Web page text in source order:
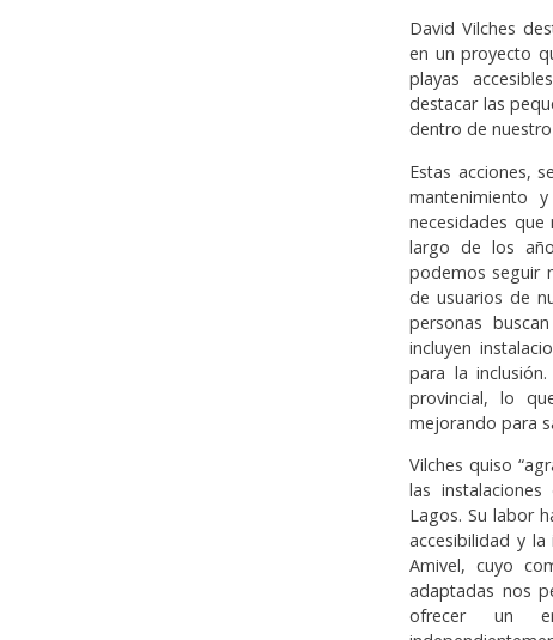
David Vilches
en un proyecto
playas
destacar las
dentro de
Estas acciones,
mantenimiento
necesidades
largo de los
podemos seguir
de usuarios de
personas
incluyen
para la
provincial, lo
mejorando para
Vilches quiso
las
Lagos. Su labor
accesibilidad y
Amivel, cuyo
adaptadas nos
ofrecer un